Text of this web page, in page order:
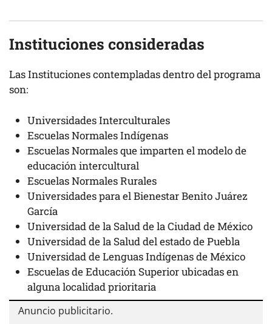
Instituciones consideradas
Las Instituciones contempladas dentro del programa
son:
Universidades Interculturales
Escuelas Normales Indígenas
Escuelas Normales que imparten el modelo de
educación intercultural
Escuelas Normales Rurales
Universidades para el Bienestar Benito Juárez
García
Universidad de la Salud de la Ciudad de México
Universidad de la Salud del estado de Puebla
Universidad de Lenguas Indígenas de México
Escuelas de Educación Superior ubicadas en
alguna localidad prioritaria